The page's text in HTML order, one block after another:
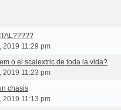
2019 11:29 pm
o el scalextric de toda la vida?
2019 11:23 pm
chasis
2019 11:13 pm